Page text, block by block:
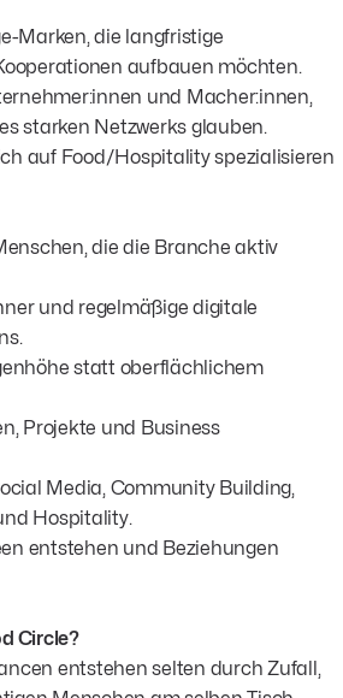
Marken, die langfristige
aufbauen möchten.
und Macher:innen,
starken Netzwerks glauben.
auf Food/Hospitality spezialisieren
die die Branche aktiv
und regelmäßige digitale
statt oberflächlichem
Projekte und Business
Media, Community Building,
Hospitality.
entstehen und Beziehungen
Circle?
entstehen selten durch Zufall,